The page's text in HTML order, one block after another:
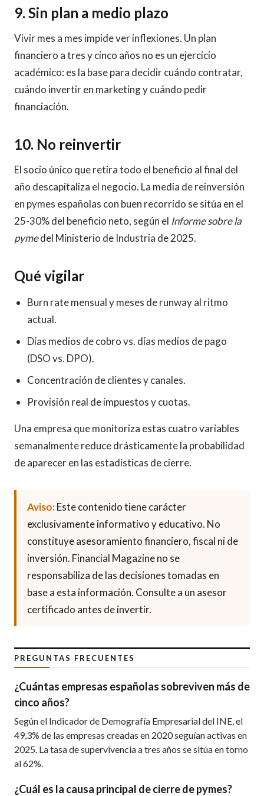
9. Sin plan a medio plazo
Vivir mes a mes impide ver inflexiones. Un plan
financiero a tres y cinco años no es un ejercicio
académico: es la base para decidir cuándo contratar,
cuándo invertir en marketing y cuándo pedir
financiación.
10. No reinvertir
El socio único que retira todo el beneficio al final del
año descapitaliza el negocio. La media de reinversión
en pymes españolas con buen recorrido se sitúa en el
25-30% del beneficio neto, según el Informe sobre la
pymedel Ministerio de Industria de 2025.
Qué vigilar
Burn rate mensual y meses de runway al ritmo
actual.
Días medios de cobro vs. días medios de pago
(DSO vs. DPO).
Concentración de clientes y canales.
Provisión real de impuestos y cuotas.
Una empresa que monitoriza estas cuatro variables
semanalmente reduce drásticamente la probabilidad
de aparecer en las estadísticas de cierre.
Aviso:Este contenido tiene carácter
exclusivamente informativo y educativo. No
constituye asesoramiento financiero, fiscal ni de
inversión. Financial Magazine no se
responsabiliza de las decisiones tomadas en
base a esta información. Consulte a un asesor
certificado antes de invertir.
PREGUNTAS FRECUENTES
¿Cuántas empresas españolas sobreviven más de
cinco años?
Según el Indicador de Demografía Empresarial del INE, el
49,3% de las empresas creadas en 2020 seguían activas en
2025. La tasa de supervivencia a tres años se sitúa en torno
al 62%.
¿Cuál es la causa principal de cierre de pymes?